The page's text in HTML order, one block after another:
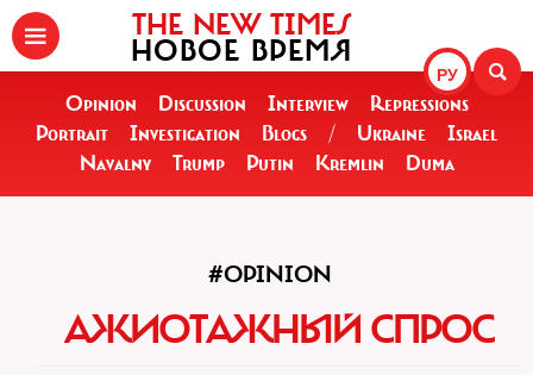
РУ
THE NEW TIMES
НОВОЕ ВРЕМЯ
Opinion Discussion Interview
Repressions
Portrait
Investigation Blogs / Ukraine
Israel
Navalny
Trump Putin Kremlin Duma
#OPINION
АЖИОТАЖНЫЙ СПРОС